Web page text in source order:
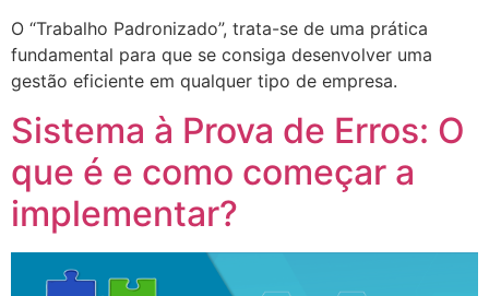
O “Trabalho Padronizado”, trata-se de uma prática
fundamental para que se consiga desenvolver uma
gestão eficiente em qualquer tipo de empresa.
Sistema à Prova de Erros: O
que é e como começar a
implementar?